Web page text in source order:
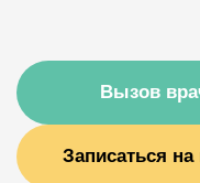
Вызов
Записаться